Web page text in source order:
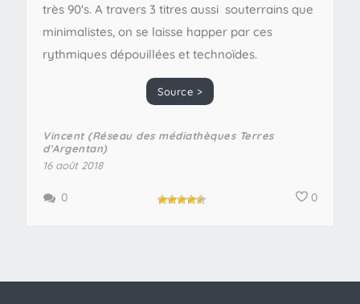
très 90's. A travers 3 titres aussi souterrains que
minimalistes, on se laisse happer par ces
rythmiques dépouillées et technoïdes.
Source >
Vincent (Réseau des médiathèques Terres
d'Argentan)
16 août 2018
0
0